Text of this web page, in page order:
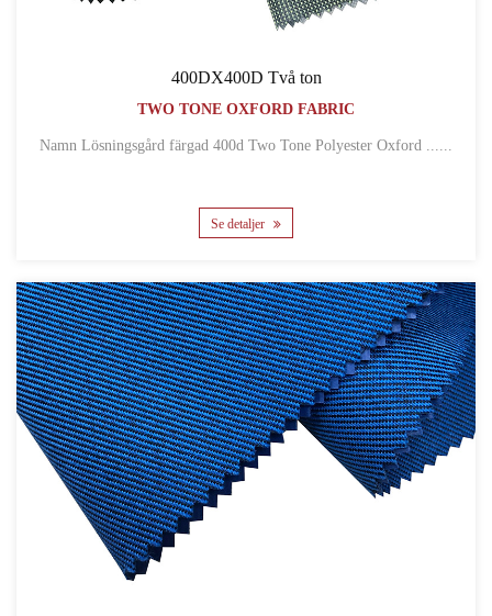
400DX400D Två ton
TWO TONE OXFORD FABRIC
Namn Lösningsgård färgad 400d Two Tone Polyester Oxford ......
Se detaljer